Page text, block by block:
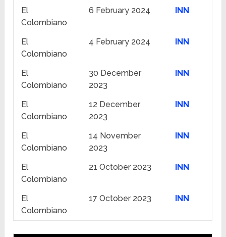
El
Colombiano
6 February 2024 INN
El
Colombiano
4 February 2024 INN
El
Colombiano
30 December
2023
INN
El
Colombiano
12 December
2023
INN
El
Colombiano
14 November
2023
INN
El
Colombiano
21 October 2023 INN
El
Colombiano
17 October 2023 INN